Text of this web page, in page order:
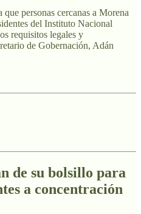
personas cercanas a Morena
del Instituto Nacional
requisitos legales y
de Gobernación, Adán
de su bolsillo para
a concentración